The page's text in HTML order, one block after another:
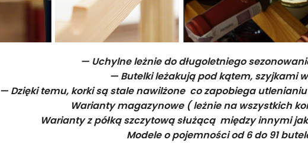
— Uchylne leżnie do długoletniego
— Butelki leżakują pod kątem, szyjkami
— Dzięki temu, korki są stale nawilżone co zapobiega
Warianty magazynowe ( leżnie na wszystkich
Warianty z półką szczytową służącą między innymi
Modele o pojemności od 6 do 91